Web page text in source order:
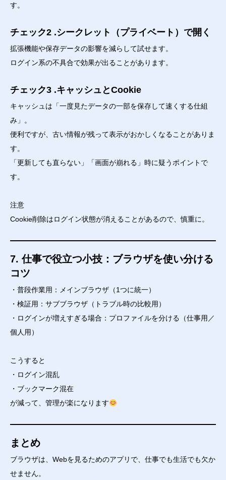
す。
チェック2 .シークレット（プライベート）で開く
拡張機能や保存データの影響を減らして試せます。
ログイン系の不具合で効果が出ることがあります。
チェック3 .キャッシュとCookie
キャッシュは「一度見たデータの一部を保存して速くする仕組
み」。
便利ですが、古い情報が残って表示がおかしくなることがありま
す。
「更新しても直らない」「画面が崩れる」時に疑うポイントで
す。
注意
Cookie削除はログイン状態が消えることがあるので、慎重に。
7. 仕事で役立つ小技：ブラウザを使い分ける
コツ
・普段作業用：メインブラウザ（1つに統一）
・検証用：サブブラウザ（トラブル時の比較用）
・ログインが増えすぎる場合：プロファイルを分ける（仕事用／
個人用）
こうすると
・ログイン混乱
・ブックマーク混在
が減って、管理が楽になります
まとめ
ブラウザは、Webを見るためのアプリで、仕事でも生活でも欠か
せません。